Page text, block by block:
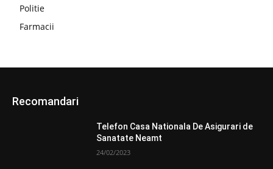
Politie
Farmacii
Recomandari
Telefon Casa Nationala De Asigurari de
Sanatate Neamt
24/02/2023